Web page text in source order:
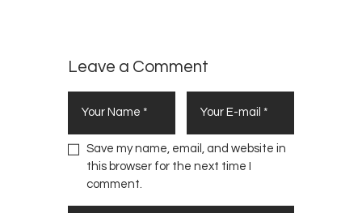
Leave a Comment
Save my name, email, and website in
this browser for the next time I
comment.